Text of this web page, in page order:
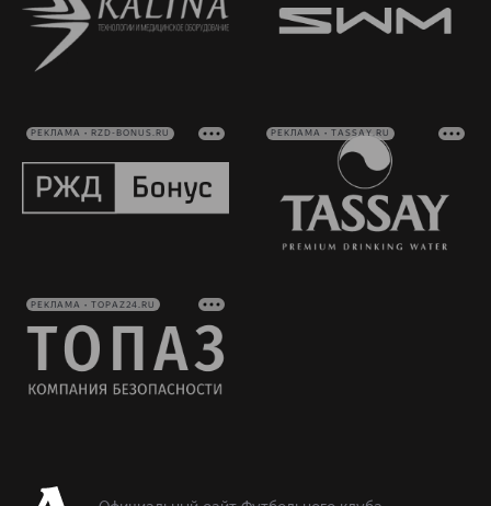
РЕКЛАМА • RZD-BONUS.RU РЕКЛАМА • TASSAY.RU
РЕКЛАМА • TOPAZ24.RU